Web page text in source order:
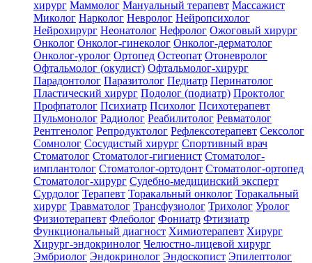
хирург Маммолог Мануальный терапевт Массажист
Миколог Нарколог Невролог Нейропсихолог
Нейрохирург Неонатолог Нефролог Ожоговый хирург
Онколог Онколог-гинеколог Онколог-дерматолог
Онколог-уролог Ортопед Остеопат Отоневролог
Офтальмолог (окулист) Офтальмолог-хирург
Парадонтолог Паразитолог Педиатр Перинатолог
Пластический хирург Подолог (подиатр) Проктолог
Профпатолог Психиатр Психолог Психотерапевт
Пульмонолог Радиолог Реабилитолог Ревматолог
Рентгенолог Репродуктолог Рефлексотерапевт Сексолог
Сомнолог Сосудистый хирург Спортивный врач
Стоматолог Стоматолог-гигиенист Стоматолог-
имплантолог Стоматолог-ортодонт Стоматолог-ортопед
Стоматолог-хирург Судебно-медицинский эксперт
Сурдолог Терапевт Торакальный онколог Торакальный
хирург Травматолог Трансфузиолог Трихолог Уролог
Физиотерапевт Флеболог Фониатр Фтизиатр
Функциональный диагност Химиотерапевт Хирург
Хирург-эндокринолог Челюстно-лицевой хирург
Эмбриолог Эндокринолог Эндоскопист Эпилептолог